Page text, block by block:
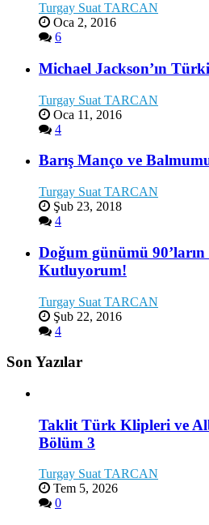
Turgay Suat TARCAN
Oca 2, 2016
6
Michael Jackson’ın
Turgay Suat TARCAN
Oca 11, 2016
4
Barış Manço ve
Turgay Suat TARCAN
Şub 23, 2018
4
Doğum günümü 90’ların
Kutluyorum!
Turgay Suat TARCAN
Şub 22, 2016
4
Son Yazılar
Taklit Türk Klipleri ve
Bölüm 3
Turgay Suat TARCAN
Tem 5, 2026
0